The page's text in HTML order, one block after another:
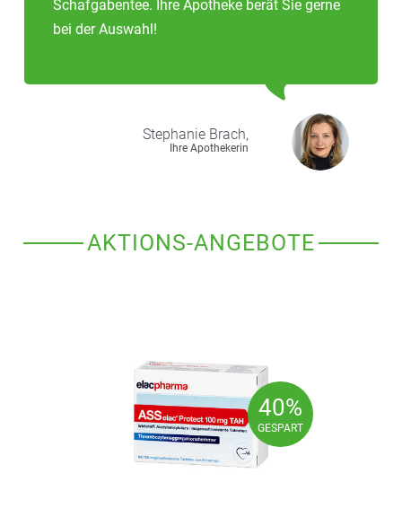
Schafgabentee. Ihre Apotheke berät Sie gerne
bei der Auswahl!
Stephanie Brach,
Ihre Apothekerin
AKTIONS-ANGEBOTE
40%
GESPART
40%
GESPART